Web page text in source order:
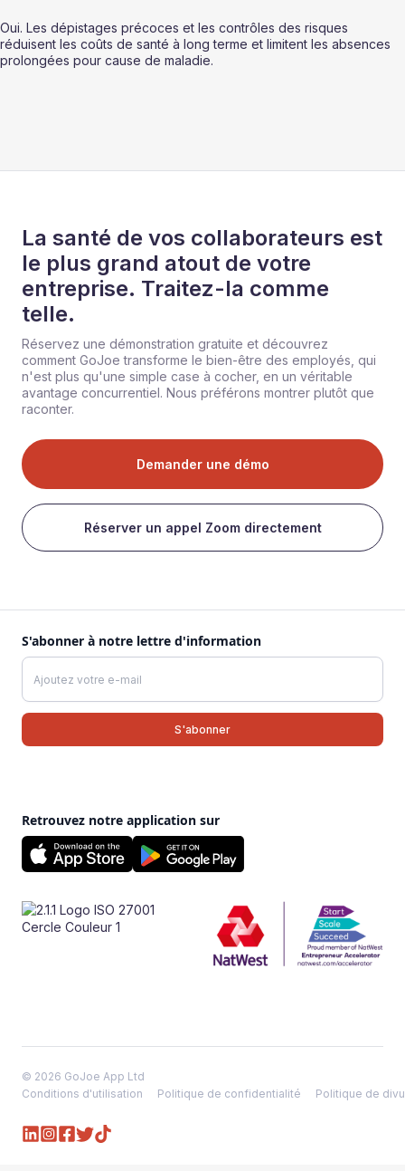
Oui. Les dépistages précoces et les contrôles des risques
réduisent les coûts de santé à long terme et limitent les absences
prolongées pour cause de maladie.
La santé de vos collaborateurs est
le plus grand atout de votre
entreprise. Traitez-la comme
telle.
Réservez une démonstration gratuite et découvrez
comment GoJoe transforme le bien-être des employés, qui
n'est plus qu'une simple case à cocher, en un véritable
avantage concurrentiel. Nous préférons montrer plutôt que
raconter.
Demander une démo
Réserver un appel Zoom directement
S'abonner à notre lettre d'information
Retrouvez notre application sur
© 2026 GoJoe App Ltd
Conditions d'utilisation
Politique de confidentialité Politique de